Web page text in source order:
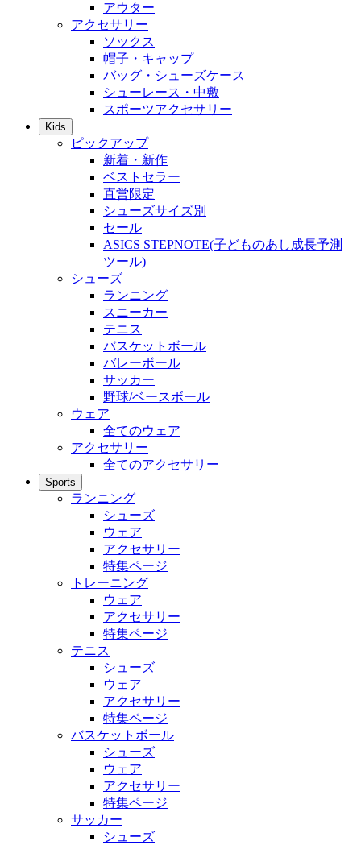
アウター
アクセサリー
ソックス
帽子・キャップ
バッグ・シューズケース
シューレース・中敷
スポーツアクセサリー
Kids
ピックアップ
新着・新作
ベストセラー
直営限定
シューズサイズ別
セール
ASICS STEPNOTE(子どものあし成長予測
ツール)
シューズ
ランニング
スニーカー
テニス
バスケットボール
バレーボール
サッカー
野球/ベースボール
ウェア
全てのウェア
アクセサリー
全てのアクセサリー
Sports
ランニング
シューズ
ウェア
アクセサリー
特集ページ
トレーニング
ウェア
アクセサリー
特集ページ
テニス
シューズ
ウェア
アクセサリー
特集ページ
バスケットボール
シューズ
ウェア
アクセサリー
特集ページ
サッカー
シューズ